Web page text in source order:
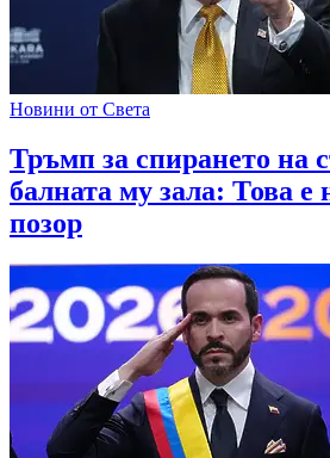
Новини от Света
Тръмп за спирането на
балната му зала: Това е
позор